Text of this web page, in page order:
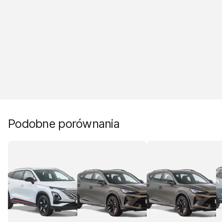
Podobne porównania